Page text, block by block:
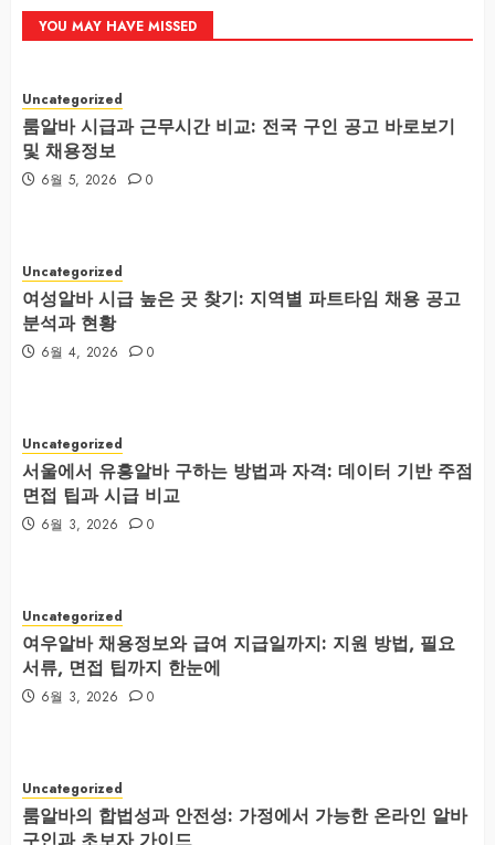
YOU MAY HAVE MISSED
Uncategorized
룸알바 시급과 근무시간 비교: 전국 구인 공고 바로보기
및 채용정보
6월 5, 2026 0
Uncategorized
여성알바 시급 높은 곳 찾기: 지역별 파트타임 채용 공고
분석과 현황
6월 4, 2026 0
Uncategorized
서울에서 유흥알바 구하는 방법과 자격: 데이터 기반 주점
면접 팁과 시급 비교
6월 3, 2026 0
Uncategorized
여우알바 채용정보와 급여 지급일까지: 지원 방법, 필요
서류, 면접 팁까지 한눈에
6월 3, 2026 0
Uncategorized
룸알바의 합법성과 안전성: 가정에서 가능한 온라인 알바